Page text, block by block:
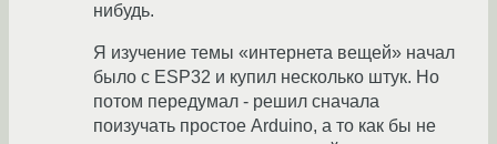
нибудь.
Я изучение темы «интернета вещей» начал
было с ESP32 и купил несколько штук. Но
потом передумал - решил сначала
поизучать простое Arduino, а то как бы не